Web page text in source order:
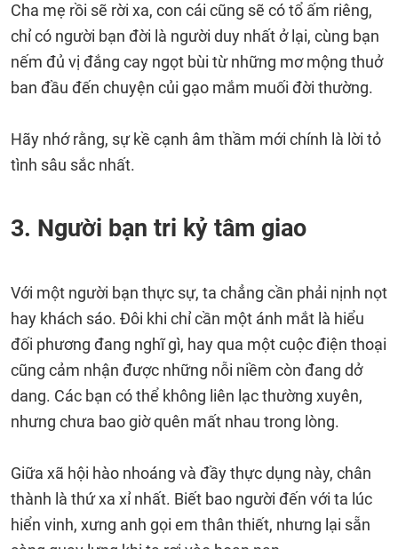
Cha mẹ rồi sẽ rời xa, con cái cũng sẽ có tổ ấm riêng,
chỉ có người bạn đời là người duy nhất ở lại, cùng bạn
nếm đủ vị đắng cay ngọt bùi từ những mơ mộng thuở
ban đầu đến chuyện củi gạo mắm muối đời thường.
Hãy nhớ rằng, sự kề cạnh âm thầm mới chính là lời tỏ
tình sâu sắc nhất.
3. Người bạn tri kỷ tâm giao
Với một người bạn thực sự, ta chẳng cần phải nịnh nọt
hay khách sáo. Đôi khi chỉ cần một ánh mắt là hiểu
đối phương đang nghĩ gì, hay qua một cuộc điện thoại
cũng cảm nhận được những nỗi niềm còn đang dở
dang. Các bạn có thể không liên lạc thường xuyên,
nhưng chưa bao giờ quên mất nhau trong lòng.
Giữa xã hội hào nhoáng và đầy thực dụng này, chân
thành là thứ xa xỉ nhất. Biết bao người đến với ta lúc
hiển vinh, xưng anh gọi em thân thiết, nhưng lại sẵn